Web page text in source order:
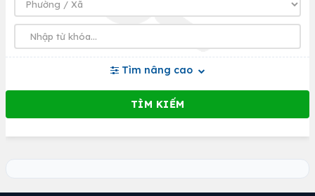
Tìm nâng cao